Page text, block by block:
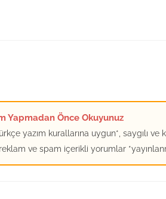
Yapmadan Önce Okuyunuz
yazım kurallarına uygun*, saygılı ve
ve spam içerikli yorumlar